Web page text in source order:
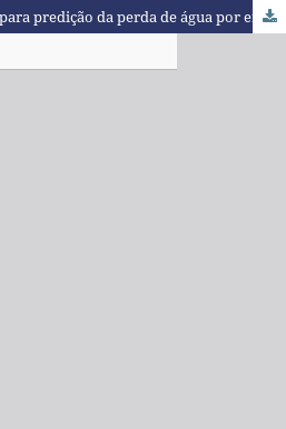
Modelagem matemática para predição da perda de água por erosão em um Latossolo argiloso sob sistema plantio direto